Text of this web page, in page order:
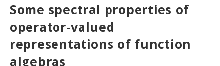
Some spectral properties of
operator-valued
representations of function
algebras